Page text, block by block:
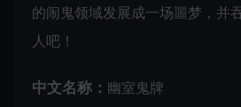
的闹鬼领域发展成一场噩梦，并
人吧！
中文名称： 幽室鬼牌